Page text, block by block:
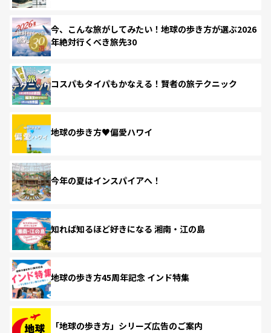
今、こんな旅がしてみたい！地球の歩き方が選ぶ2026
年絶対行くべき旅先30
コスパもタイパもかなえる！賢者の旅テクニック
地球の歩き方♥偏愛ハワイ
今年の夏はインスパイアへ！
知れば知るほど好きになる 湘南・江の島
地球の歩き方45周年記念 インド特集
「地球の歩き方」シリーズ広告のご案内